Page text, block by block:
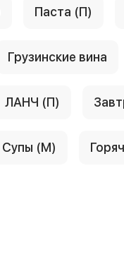
Паста (П)
Грузинские вина
ЛАНЧ (П)
Супы (М)